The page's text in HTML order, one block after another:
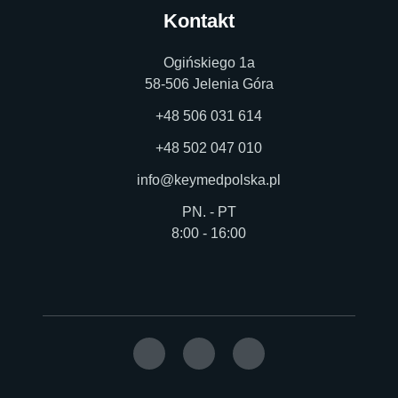
Kontakt
Ogińskiego 1a
58-506 Jelenia Góra
+48 506 031 614
+48 502 047 010
info@keymedpolska.pl
PN. - PT
8:00 - 16:00